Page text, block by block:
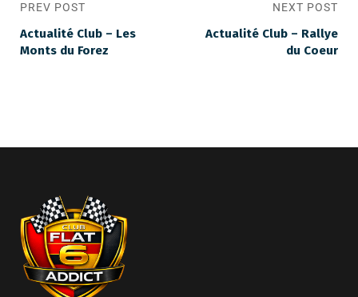
PREV POST
Actualité Club – Les
Monts du Forez
NEXT POST
Actualité Club – Rallye
du Coeur